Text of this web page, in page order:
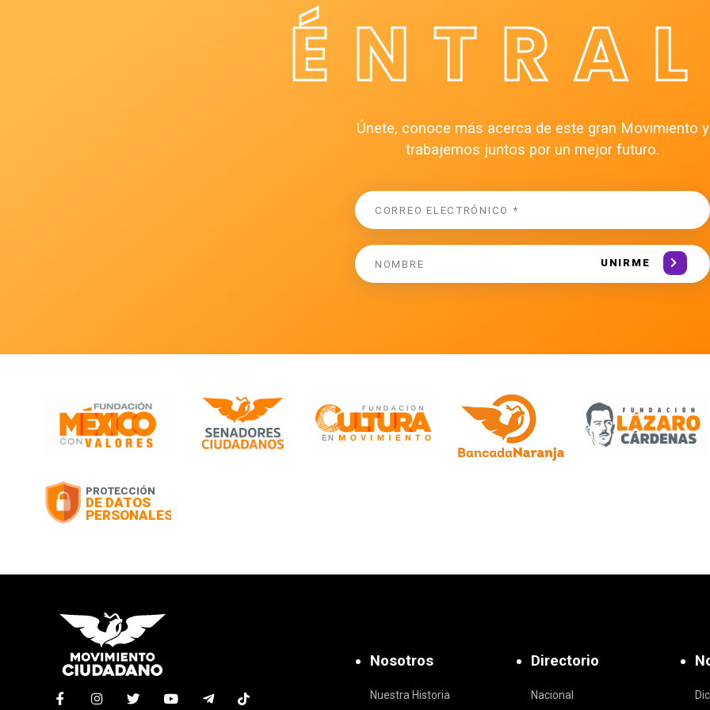
Únete, conoce más acerca de este gran Movimiento y
trabajemos juntos por un mejor futuro.
UNIRME
Nosotros
Nuestra Historia
Directorio
Nacional